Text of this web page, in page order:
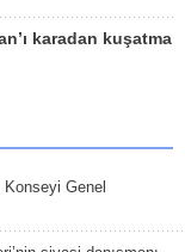
karadan kuşatma
Genel